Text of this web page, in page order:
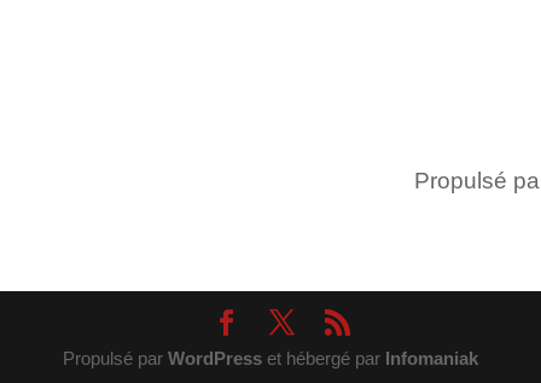
Propulsé
Propulsé par WordPresset hébergé par Infomaniak